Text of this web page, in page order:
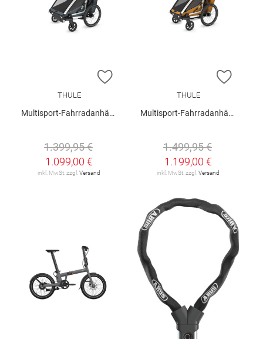
ZUR WUNSCHLISTE HINZUFÜGEN
THULE
Multisport-Fahrradanhänger
1.399,95 €
1.099,00 €
inkl. MwSt. zzgl. Versand
ZUR
THULE
Multisport-Fahrradanhänger
1.499,95 €
1.199,00 €
inkl. MwSt. zzgl. Versand